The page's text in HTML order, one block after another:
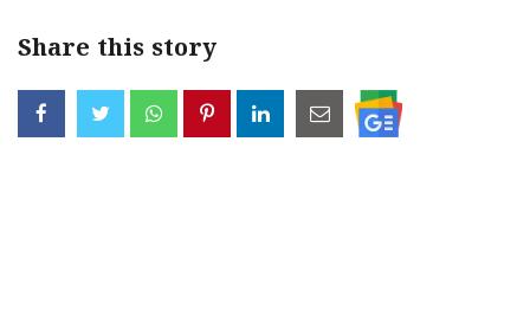
Share this story